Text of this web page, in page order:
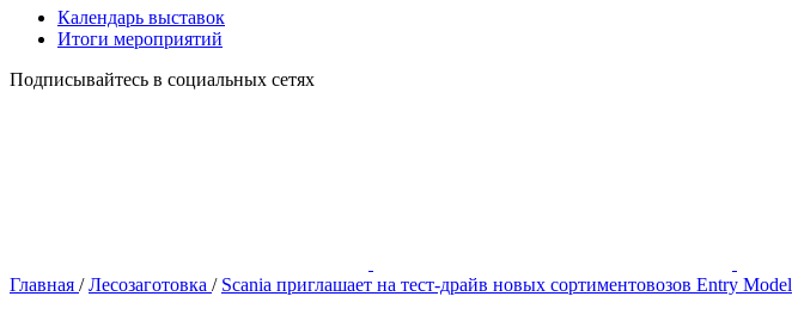
Календарь выставок
Итоги мероприятий
Подписывайтесь в социальных сетях
Главная / Лесозаготовка / Scania приглашает на тест-драйв новых сортиментовозов Entry Model